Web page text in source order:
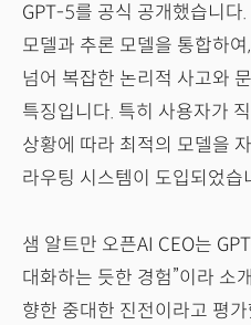
GPT-5를 공식 공개했습니다
모델과 추론 모델을 통합하
넘어 복잡한 논리적 사고와
특징입니다. 특히 사용자가
상황에 따라 최적의 모델을
라우팅 시스템이 도입되었습
샘 알트만 오픈AI CEO는
대화하는 듯한 경험”이라 소
향한 중대한 진전이라고 평